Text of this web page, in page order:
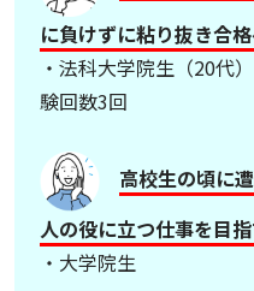
に負けずに粘り抜き合
・法科大学院生（20代
験回数3回
高校生の頃に
人の役に立つ仕事を目
・大学院生